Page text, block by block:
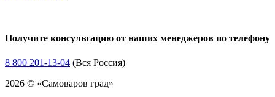
Получите консультацию от наших менеджеров по телефону
8 800 201-13-04 (Вся Россия)
2026 © «Самоваров град»